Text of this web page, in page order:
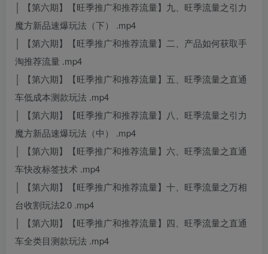
│ 【第六期】【旺季推广和推荐流量】九、旺季流量之引力
魔方新品速爆玩法（下） .mp4
│ 【第六期】【旺季推广和推荐流量】二、产品如何获取手
淘推荐流量 .mp4
│ 【第六期】【旺季推广和推荐流量】五、旺季流量之直通
车低成本测款玩法 .mp4
│ 【第六期】【旺季推广和推荐流量】八、旺季流量之引力
魔方新品速爆玩法（中） .mp4
│ 【第六期】【旺季推广和推荐流量】六、旺季流量之直通
车快改标签技术 .mp4
│ 【第六期】【旺季推广和推荐流量】十、旺季流量之万相
台收割玩法2.0 .mp4
│ 【第六期】【旺季推广和推荐流量】四、旺季流量之直通
车全类目测款玩法 .mp4